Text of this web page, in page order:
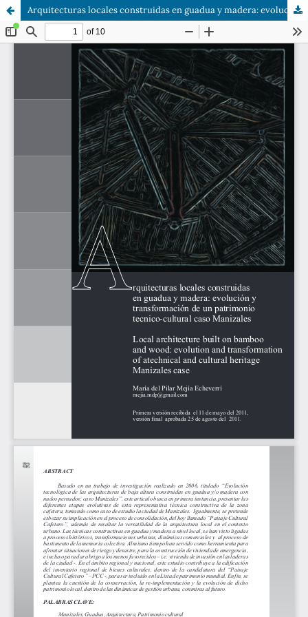
Arquitecturas locales construidas en guadua y madera: evolución y transformación de un patrimonio tecnico-cultural caso Manizales